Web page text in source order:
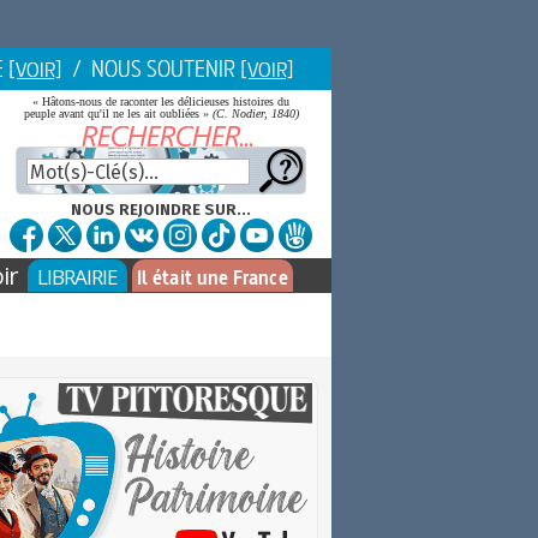
[VOIR] / NOUS SOUTENIR [VOIR]
« Hâtons-nous de raconter les délicieuses histoires du
peuple avant qu'il ne les ait oubliées » (C. Nodier, 1840)
NOUS REJOINDRE SUR...
LIBRAIRIE Il était une France